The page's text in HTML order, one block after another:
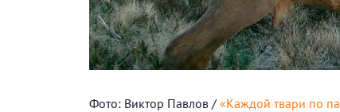
Фото: Виктор Павлов / «Каждой твари по